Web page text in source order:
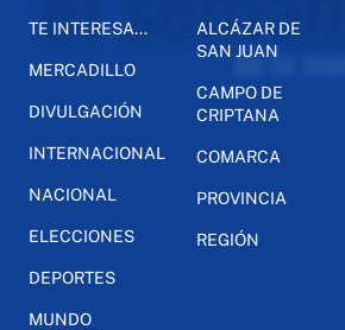
TE INTERESA...
MERCADILLO
DIVULGACIÓN
INTERNACIONAL
NACIONAL
ELECCIONES
DEPORTES
MUNDO
ALCÁZAR DE
SAN JUAN
CAMPO DE
CRIPTANA
COMARCA
PROVINCIA
REGIÓN